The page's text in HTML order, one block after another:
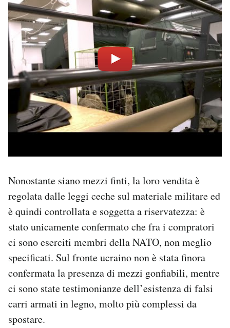
Nonostante siano mezzi finti, la loro vendita è
regolata dalle leggi ceche sul materiale militare ed
è quindi controllata e soggetta a riservatezza: è
stato unicamente confermato che fra i compratori
ci sono eserciti membri della NATO, non meglio
specificati. Sul fronte ucraino non è stata finora
confermata la presenza di mezzi gonfiabili, mentre
ci sono state testimonianze dell’esistenza di falsi
carri armati in legno, molto più complessi da
spostare.